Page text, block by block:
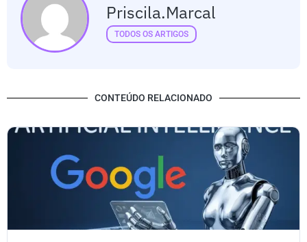
Priscila.marcal
TODOS OS ARTIGOS
CONTEÚDO RELACIONADO